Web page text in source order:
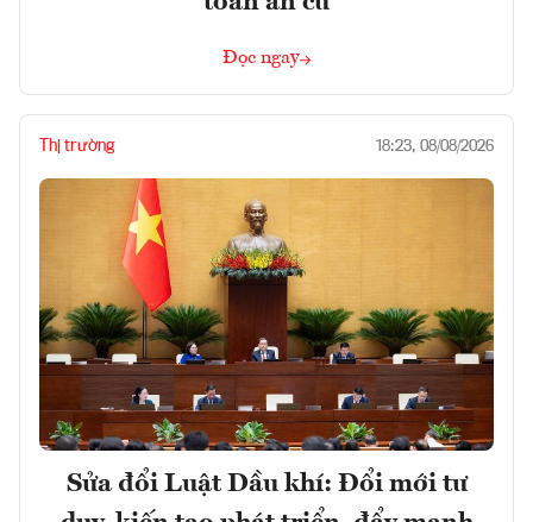
Đọc ngay
Thị trường 18:23, 08/08/2026
Sửa đổi Luật Dầu khí: Đổi mới tư